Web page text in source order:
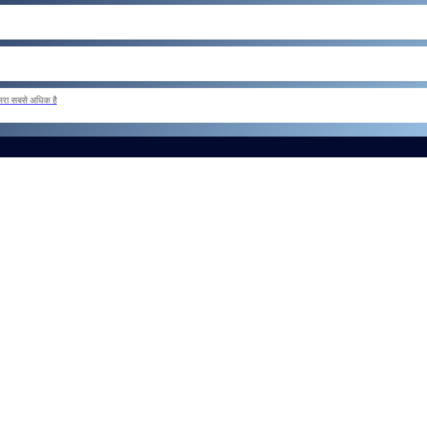
basis to formations outside the zone Reg
सबसे अधिक है